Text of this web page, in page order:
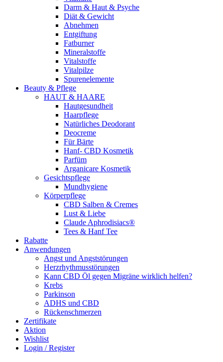
Darm & Haut & Psyche
Diät & Gewicht
Abnehmen
Entgiftung
Fatburner
Mineralstoffe
Vitalstoffe
Vitalpilze
Spurenelemente
Beauty & Pflege
HAUT & HAARE
Hautgesundheit
Haarpflege
Natürliches Deodorant
Deocreme
Für Bärte
Hanf- CBD Kosmetik
Parfüm
Arganicare Kosmetik
Gesichtspflege
Mundhygiene
Körperpflege
CBD Salben & Cremes
Lust & Liebe
Claude Aphrodisiacs®
Tees & Hanf Tee
Rabatte
Anwendungen
Angst und Angststörungen
Herzrhythmusstörungen
Kann CBD Öl gegen Migräne wirklich helfen?
Krebs
Parkinson
ADHS und CBD
Rückenschmerzen
Zertifikate
Aktion
Wishlist
Login / Register